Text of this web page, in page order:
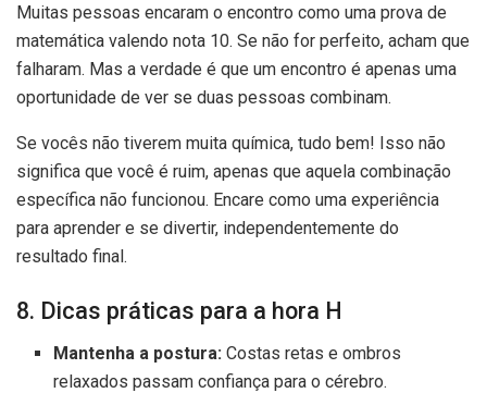
Muitas pessoas encaram o encontro como uma prova de
matemática valendo nota 10. Se não for perfeito, acham que
falharam. Mas a verdade é que um encontro é apenas uma
oportunidade de ver se duas pessoas combinam.
Se vocês não tiverem muita química, tudo bem! Isso não
significa que você é ruim, apenas que aquela combinação
específica não funcionou. Encare como uma experiência
para aprender e se divertir, independentemente do
resultado final.
8. Dicas práticas para a hora H
Mantenha a postura: Costas retas e ombros
relaxados passam confiança para o cérebro.